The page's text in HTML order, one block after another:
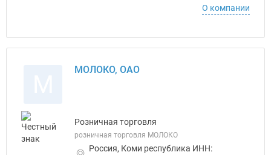
О компании
МОЛОКО, ОАО
Розничная торговля
розничная торговля МОЛОКО
Россия, Коми республика ИНН: